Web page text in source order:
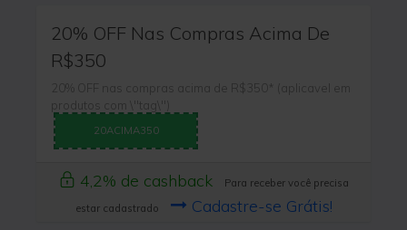
20% OFF Nas Compras Acima De
R$350
20% OFF nas compras acima de R$350* (aplicavel em
produtos com \"tag\")
20ACIMA350
4,2% de cashback
Para receber você precisa
estar cadastrado
Cadastre-se Grátis!